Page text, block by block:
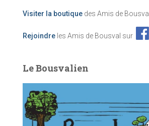
Visiter la boutique des Amis de Bousval
Rejoindre les Amis de Bousval sur
Le Bousvalien